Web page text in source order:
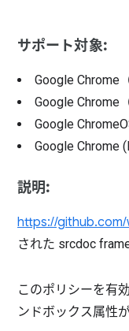
サポート対象:
Google Chrome
Google Chrome
Google
Google Chrome
説明:
https://github.com/
された srcdoc
このポリシーを有
ンドボックス属性